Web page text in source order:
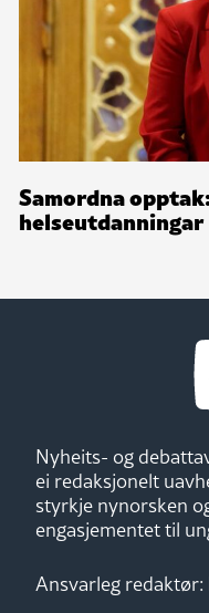
Samordna
helseutdanningar
Nyheits- og
ei redaksjonelt
styrkje nynorsken
engasjementet til
Ansvarleg redaktør: